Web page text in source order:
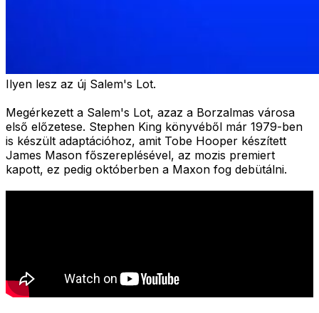
Ilyen lesz az új Salem's Lot.
Megérkezett a Salem's Lot, azaz a Borzalmas városa
első előzetese. Stephen King könyvéből már 1979-ben
is készült adaptációhoz, amit Tobe Hooper készített
James Mason főszereplésével, az mozis premiert
kapott, ez pedig októberben a Maxon fog debütálni.